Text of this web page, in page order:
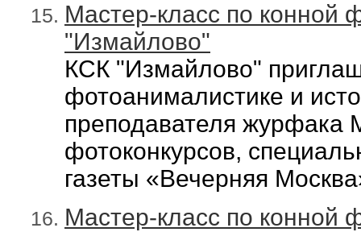
Мастер-класс по конной
"Измайлово"
КСК "Измайлово"
фотоанималистике и
преподавателя журфака
фотоконкурсов,
газеты «Вечерняя
Мастер-класс по конной